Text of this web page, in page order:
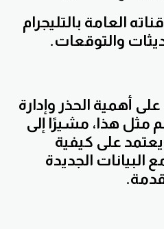
العامة بالتليجرام
والتوقعات.
على أهمية الحذر وإدارة
مثل هذا، مشيرًا إلى
يعتمد على كيفية
الجديدة